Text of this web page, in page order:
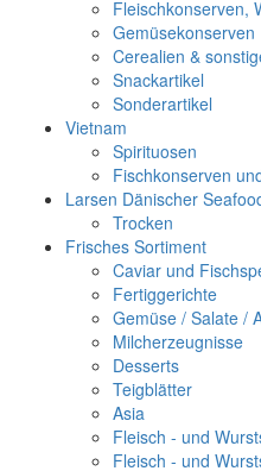
Fleischkonserven,
Gemüsekonserven
Cerealien &
Snackartikel
Sonderartikel
Vietnam
Spirituosen
Fischkonserven
Larsen Dänischer
Trocken
Frisches Sortiment
Caviar und
Fertiggerichte
Gemüse / Salate /
Milcherzeugnisse
Desserts
Teigblätter
Asia
Fleisch - und
Fleisch - und